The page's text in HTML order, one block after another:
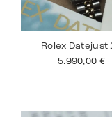
Rolex Datejust
5.990,00 €